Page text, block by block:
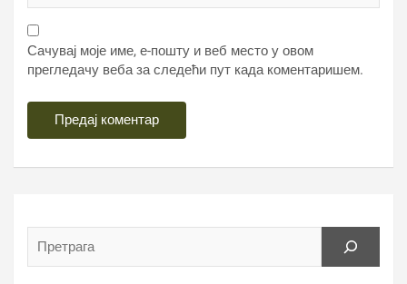
Сачувај моје име, е-пошту и веб место у овом
прегледачу веба за следећи пут када коментаришем.